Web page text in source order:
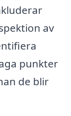
av
punkter
de blir